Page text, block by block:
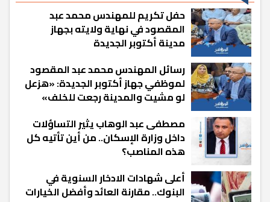
حفل تكريم للمهندس محمد عبد
المقصود في نهاية ولايته بجهاز
مدينة أكتوبر الجديدة
رسائل المهندس محمد عبد المقصود
لموظفي جهاز أكتوبر الجديدة: «هزعل
لو مشيت والمدينة رجعت للخلف»
مصطفى عبد الوهاب يثير التساؤلات
داخل وزارة الإسكان.. من أين تأتيه كل
هذه المناصب؟
أعلى شهادات الادخار السنوية في
البنوك.. مقارنة العائد وأفضل الخيارات